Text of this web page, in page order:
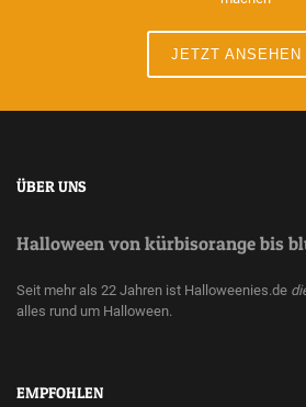
JETZT ANSEHEN
ÜBER UNS
Halloween von kürbisorange bis
Seit mehr als 22 Jahren ist Halloweenies.de
alles rund um Halloween.
EMPFOHLEN